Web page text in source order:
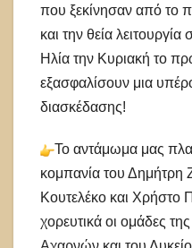
που ξεκίνησαν από το
και την θεία
Ηλία την Κυριακή το
εξασφαλίσουν μια
διασκέδασης!
Το αντάμωμα μας
κομπανία του Δημήτρη
Κουτελέκο και Χρήστο
χορευτικά οι ομάδες